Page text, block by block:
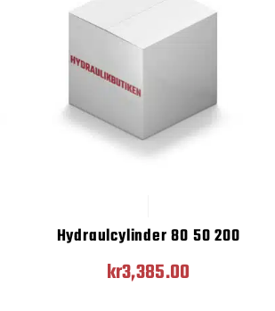
Hydraulcylinder 80 50 200
kr3,385.00